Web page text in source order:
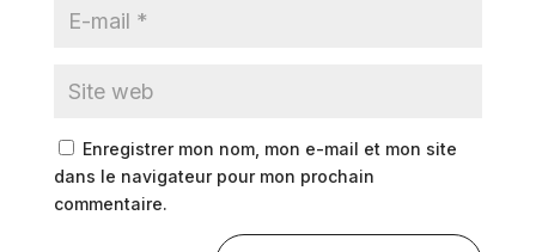
Enregistrer mon nom, mon e-mail et mon site
dans le navigateur pour mon prochain
commentaire.